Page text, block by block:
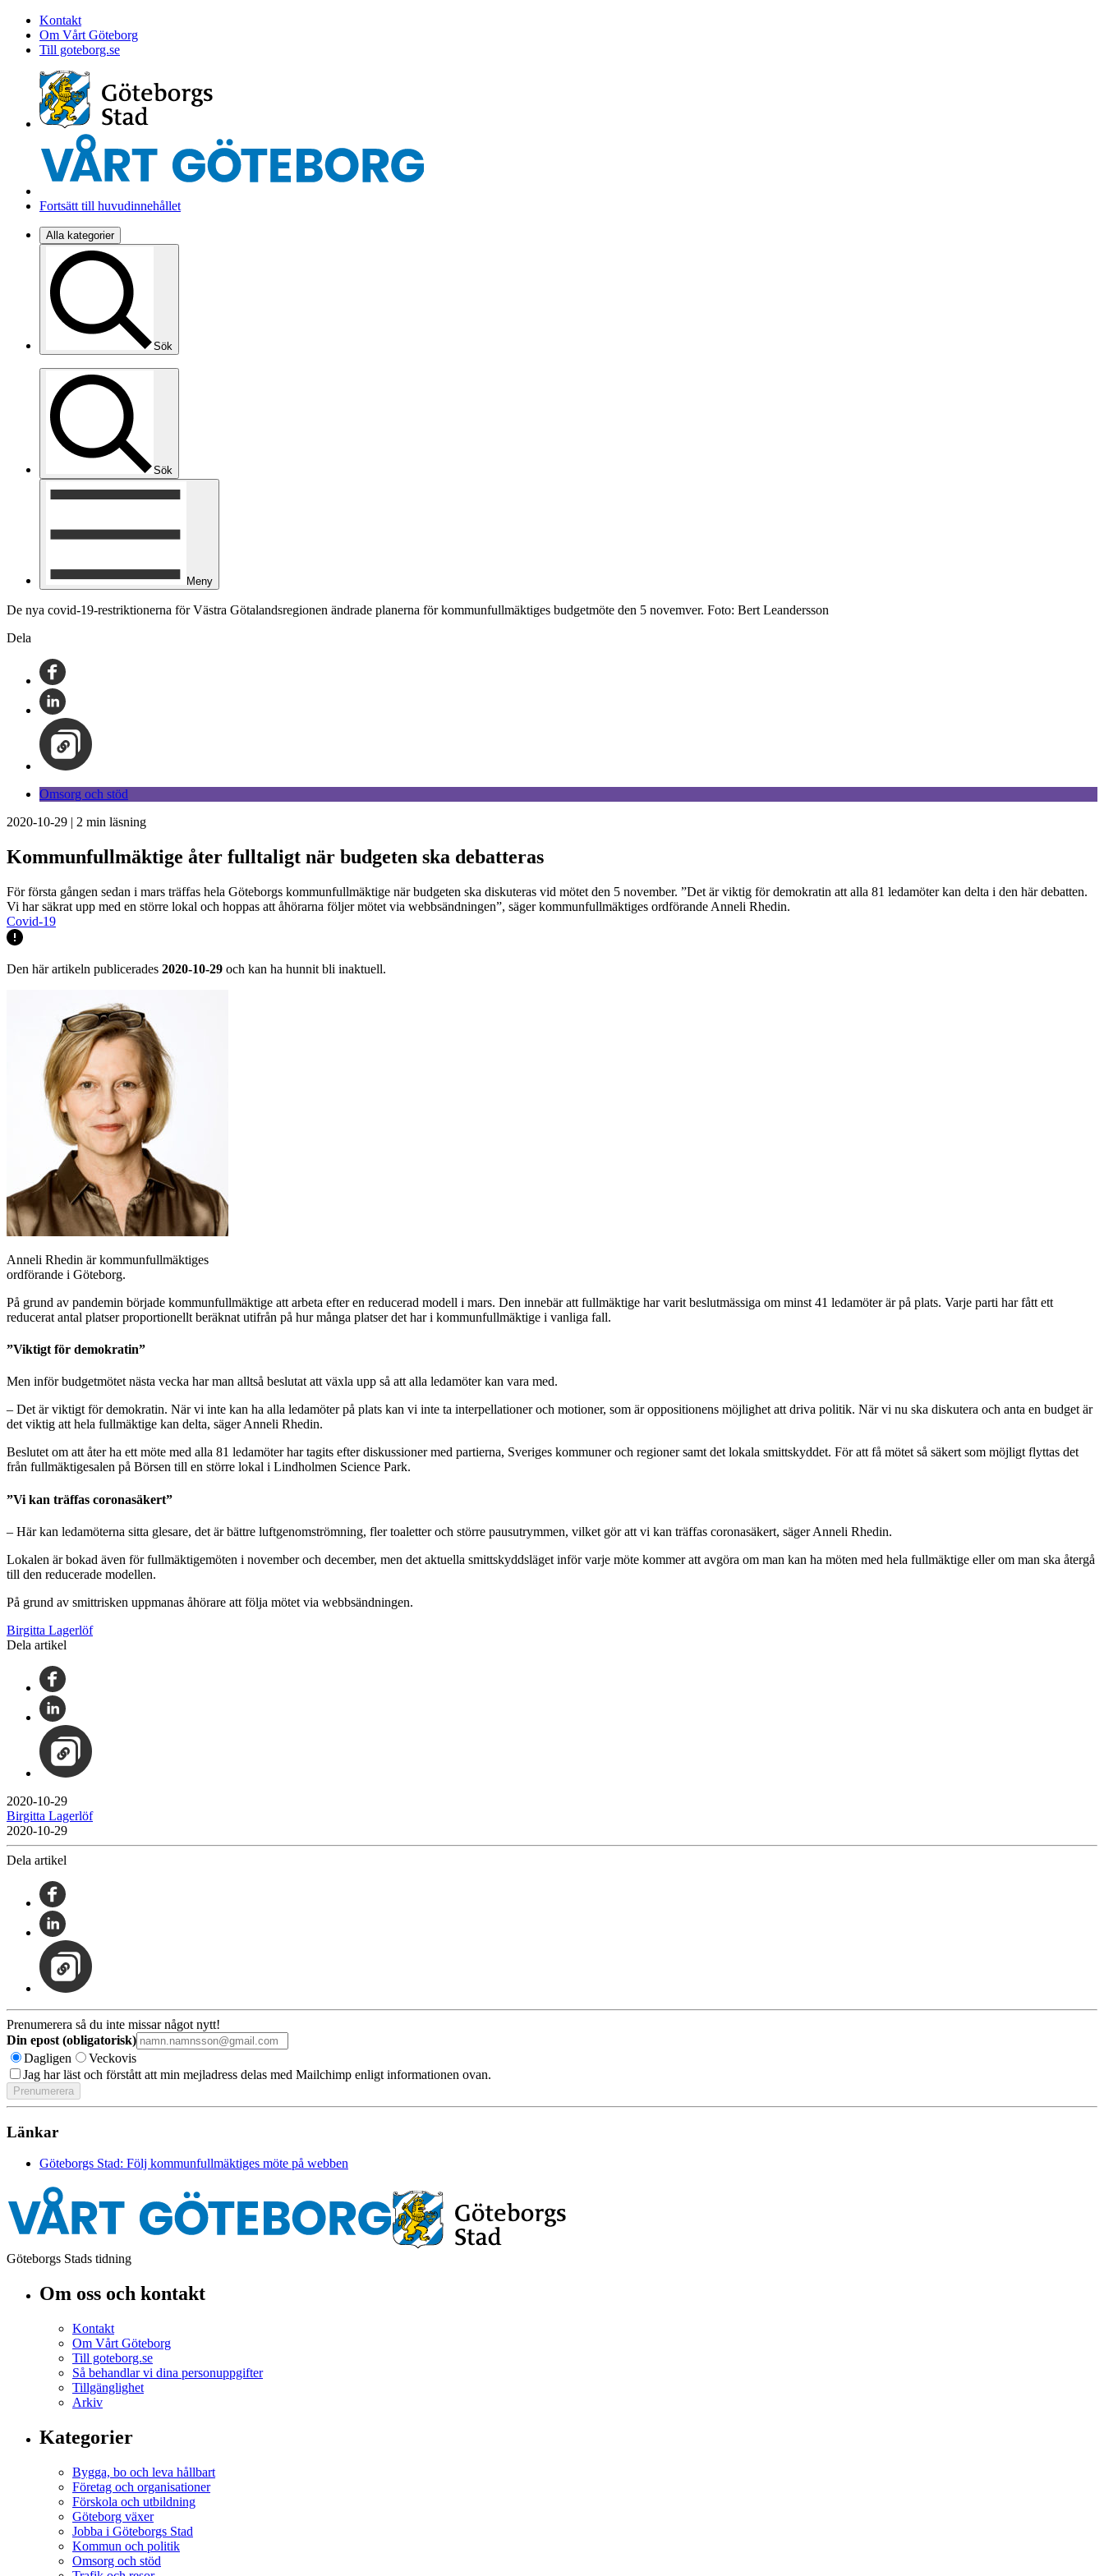
Kontakt
Om Vårt Göteborg
Till goteborg.se
Fortsätt till huvudinnehållet
Alla kategorier
Sök
Sök
Meny
De nya covid-19-restriktionerna för Västra Götalandsregionen ändrade planerna för kommunfullmäktiges budgetmöte den 5 novemver. Foto: Bert Leandersson
Dela
Omsorg och stöd
2020-10-29 | 2 min läsning
Kommunfullmäktige åter fulltaligt när budgeten ska debatteras
För första gången sedan i mars träffas hela Göteborgs kommunfullmäktige när budgeten ska diskuteras vid mötet den 5 november. ”Det är viktig för demokratin att alla 81 ledamöter kan delta i den här debatten.
Vi har säkrat upp med en större lokal och hoppas att åhörarna följer mötet via webbsändningen”, säger kommunfullmäktiges ordförande Anneli Rhedin.
Covid-19
Den här artikeln publicerades 2020-10-29 och kan ha hunnit bli inaktuell.
Anneli Rhedin är kommunfullmäktiges
ordförande i Göteborg.
På grund av pandemin började kommunfullmäktige att arbeta efter en reducerad modell i mars. Den innebär att fullmäktige har varit beslutmässiga om minst 41 ledamöter är på plats. Varje parti har fått ett
reducerat antal platser proportionellt beräknat utifrån på hur många platser det har i kommunfullmäktige i vanliga fall.
”Viktigt för demokratin”
Men inför budgetmötet nästa vecka har man alltså beslutat att växla upp så att alla ledamöter kan vara med.
– Det är viktigt för demokratin. När vi inte kan ha alla ledamöter på plats kan vi inte ta interpellationer och motioner, som är oppositionens möjlighet att driva politik. När vi nu ska diskutera och anta en budget är
det viktig att hela fullmäktige kan delta, säger Anneli Rhedin.
Beslutet om att åter ha ett möte med alla 81 ledamöter har tagits efter diskussioner med partierna, Sveriges kommuner och regioner samt det lokala smittskyddet. För att få mötet så säkert som möjligt flyttas det
från fullmäktigesalen på Börsen till en större lokal i Lindholmen Science Park.
”Vi kan träffas coronasäkert”
– Här kan ledamöterna sitta glesare, det är bättre luftgenomströmning, fler toaletter och större pausutrymmen, vilket gör att vi kan träffas coronasäkert, säger Anneli Rhedin.
Lokalen är bokad även för fullmäktigemöten i november och december, men det aktuella smittskyddsläget inför varje möte kommer att avgöra om man kan ha möten med hela fullmäktige eller om man ska återgå
till den reducerade modellen.
På grund av smittrisken uppmanas åhörare att följa mötet via webbsändningen.
Birgitta Lagerlöf
Dela artikel
2020-10-29
Birgitta Lagerlöf
2020-10-29
Dela artikel
Prenumerera så du inte missar något nytt!
Din epost (obligatorisk)
Dagligen
Veckovis
Jag har läst och förstått att min mejladress delas med Mailchimp enligt informationen ovan.
Länkar
Göteborgs Stad: Följ kommunfullmäktiges möte på webben
Göteborgs Stads tidning
Om oss och kontakt
Kontakt
Om Vårt Göteborg
Till goteborg.se
Så behandlar vi dina personuppgifter
Tillgänglighet
Arkiv
Kategorier
Bygga, bo och leva hållbart
Företag och organisationer
Förskola och utbildning
Göteborg växer
Jobba i Göteborgs Stad
Kommun och politik
Omsorg och stöd